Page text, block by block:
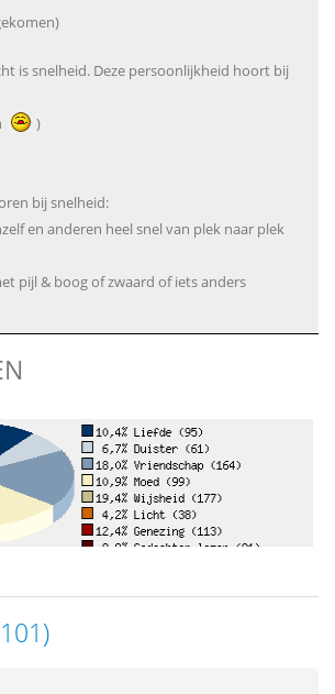
is snelheid. Deze persoonlijkheid hoort bij
)
bij snelheid:
en anderen heel snel van plek naar plek
pijl & boog of zwaard of iets anders